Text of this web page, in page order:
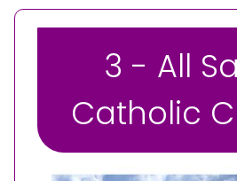
3 - All
Catholic